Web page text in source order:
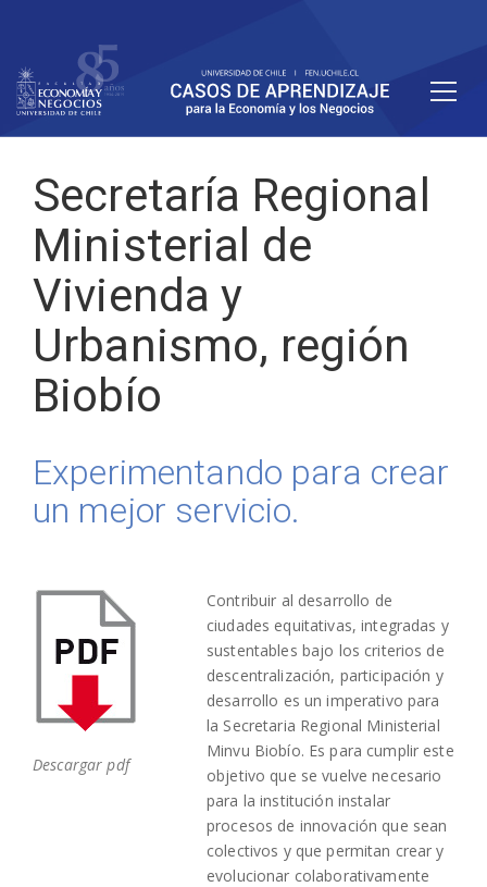
Secretaría Regional
Ministerial de
Vivienda y
Urbanismo, región
Biobío
Experimentando para crear
un mejor servicio.
Descargar pdf
Contribuir al desarrollo de
ciudades equitativas, integradas y
sustentables bajo los criterios de
descentralización, participación y
desarrollo es un imperativo para
la Secretaria Regional Ministerial
Minvu Biobío. Es para cumplir este
objetivo que se vuelve necesario
para la institución instalar
procesos de innovación que sean
colectivos y que permitan crear y
evolucionar colaborativamente